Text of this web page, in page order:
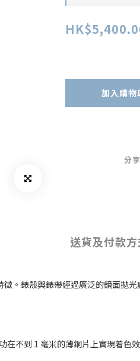
加入購物
分
送貨及付款方
。錶殼與錶帶經過廣泛的鏡面拋
不到 1 毫米的薄銅片上實現着色效